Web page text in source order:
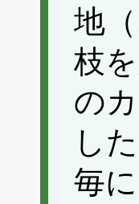
地
枝
の
し
毎